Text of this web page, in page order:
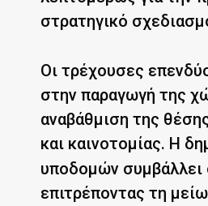
στρατηγικό
Οι τρέχουσες
στην παραγωγή της
αναβάθμιση της
και καινοτομίας. Η
υποδομών συμβάλλει
επιτρέποντας τη